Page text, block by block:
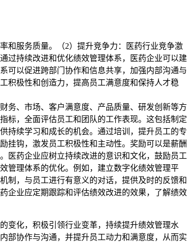
和服务质量。（2）提升竞争力：医药行业竞争激
过持续改进和优化绩效管理体系，医药企业可以建
可以促进跨部门协作和信息共享，加强内部沟通与
积极性和创造力，提高员工满意度和保持人才稳
务、市场、客户满意度、产品质量、研发创新等方
标，全面评估员工和团队的工作表现。这包括制定
持续学习和成长的机会。通过培训，提升员工的专
挂钩，激发员工积极性和主动性。奖励可以是薪酬
医药企业应树立持续改进的意识和文化，鼓励员工
管理体系的优化。例如，建立数字化绩效管理平
制，与员工进行有意义的对话，提供及时的反馈和
企业应定期跟踪和评估绩效改进的效果，了解绩效
变化，积极引领行业变革，持续提升绩效管理水
部协作与沟通，并提升员工动力和满意度，从而实